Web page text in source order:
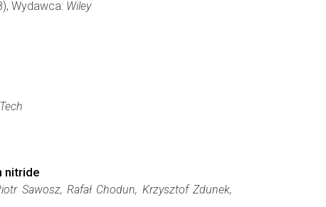
Wydawca: Wiley
nitride
Sawosz, Rafał Chodun, Krzysztof Zdunek,